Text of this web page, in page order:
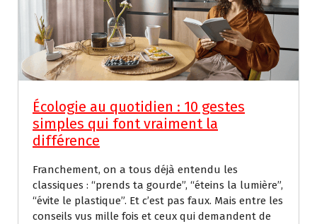
Écologie au quotidien : 10 gestes
simples qui font vraiment la
différence
Franchement, on a tous déjà entendu les
classiques : “prends ta gourde”, “éteins la lumière”,
“évite le plastique”. Et c’est pas faux. Mais entre les
conseils vus mille fois et ceux qui demandent de